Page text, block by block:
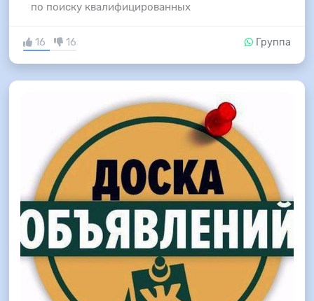
по поиску квалифицированных
16 16 Группа